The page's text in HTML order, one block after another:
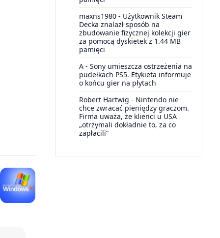
maxns1980 - Użytkownik Steam
Decka znalazł sposób na
zbudowanie fizycznej kolekcji gier
za pomocą dyskietek z 1.44 MB
pamięci
A - Sony umieszcza ostrzeżenia na
pudełkach PS5. Etykieta informuje
o końcu gier na płytach
Robert Hartwig - Nintendo nie
chce zwracać pieniędzy graczom.
Firma uważa, że klienci u USA
„otrzymali dokładnie to, za co
zapłacili”